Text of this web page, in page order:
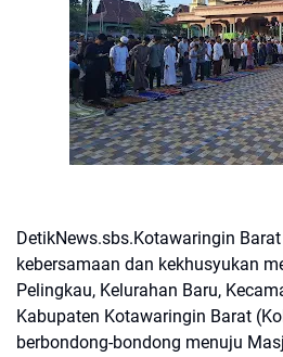
DetikNews.sbs.Kotawaringin
kebersamaan dan kekhusyukan
Pelingkau, Kelurahan Baru,
Kabupaten Kotawaringin Barat
berbondong-bondong menuju